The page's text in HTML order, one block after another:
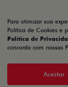
TECAR MINAS
01.739.520/0001-83
Para otimizar sua
Política de Cookies e
Política de
concorda com nossas
Aceitar